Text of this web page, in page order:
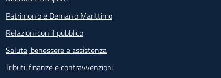
Patrimonio e Demanio Marittimo
Relazioni con il pubblico
Salute, benessere e assistenza
Tributi, finanze e contravvenzioni